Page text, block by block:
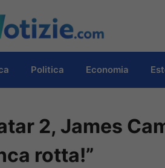
Politica Economia
2, James
rotta!”